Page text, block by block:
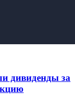
дивиденды за